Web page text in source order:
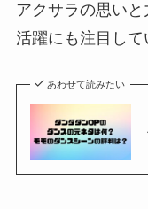
アクサラの思い
活躍にも注目して
あわせて読みたい